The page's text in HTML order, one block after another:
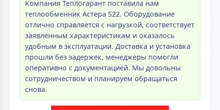
Компания Теплогарант поставила нам
теплообменник Астера S22. Оборудование
отлично справляется с нагрузкой, соответствует
заявленным характеристикам и оказалось
удобным в эксплуатации. Доставка и установка
прошли без задержек, менеджеры помогли
оперативно с документацией. Мы довольны
сотрудничеством и планируем обращаться
снова.